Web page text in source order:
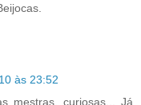
às 23:52
mestras, curiosas... Já